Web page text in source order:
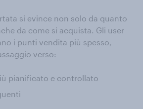
si evince non solo da quanto
da come si acquista. Gli user
i punti vendita più spesso,
verso:
pianificato e controllato